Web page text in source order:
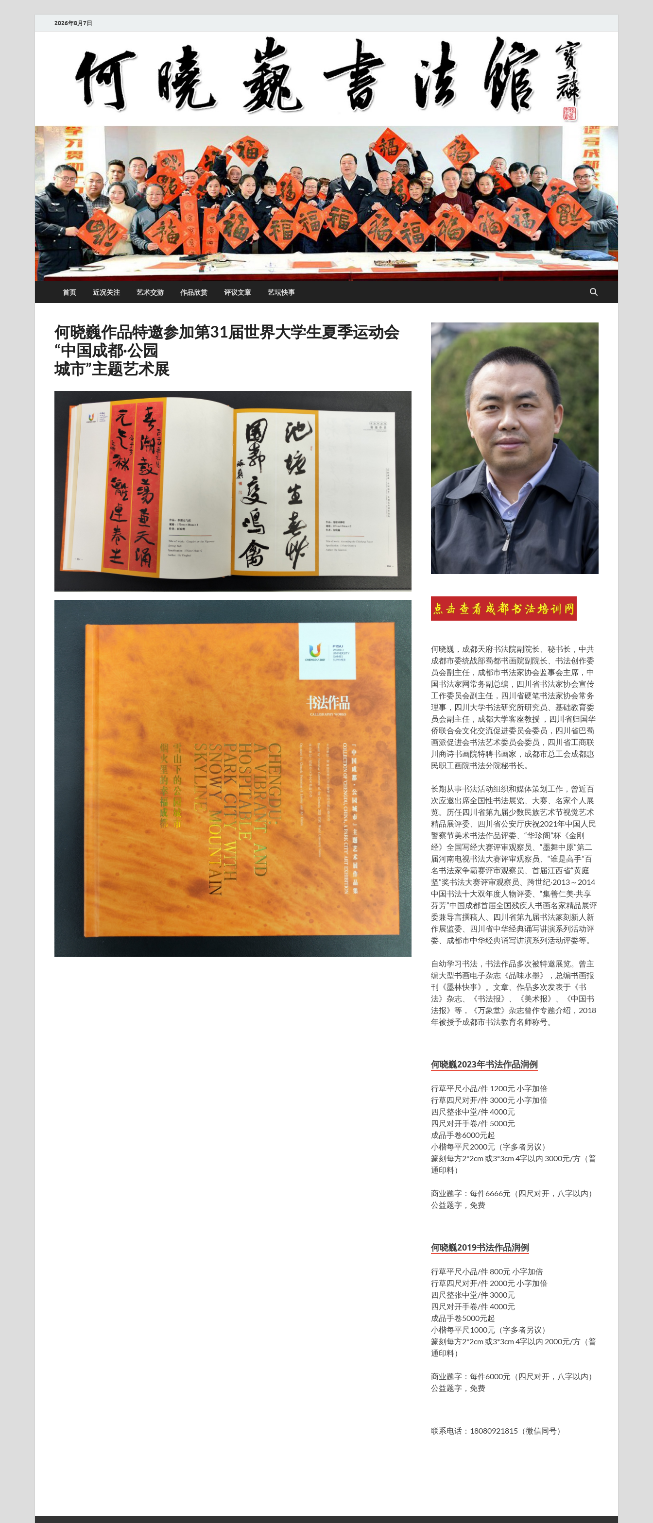
2026年8月7日
首页 近况关注 艺术交游 作品欣赏 评议文章 艺坛快事
何晓巍作品特邀参加第31届世界大学生夏季运动会
“中国成都·公园
城市”主题艺术展
何晓巍，成都天府书法院副院长、秘书长，中共
成都市委统战部蜀都书画院副院长、书法创作委
员会副主任，成都市书法家协会监事会主席，中
国书法家网常务副总编，四川省书法家协会宣传
工作委员会副主任，四川省硬笔书法家协会常务
理事，四川大学书法研究所研究员、基础教育委
员会副主任，成都大学客座教授 ，四川省归国华
侨联合会文化交流促进委员会委员，四川省巴蜀
画派促进会书法艺术委员会委员，四川省工商联
川商诗书画院特聘书画家，成都市总工会成都惠
民职工画院书法分院秘书长。
长期从事书法活动组织和媒体策划工作，曾近百
次应邀出席全国性书法展览、大赛、名家个人展
览。历任四川省第九届少数民族艺术节视觉艺术
精品展评委、四川省公安厅庆祝2021年中国人民
警察节美术书法作品评委、“华珍阁”杯《金刚
经》全国写经大赛评审观察员、“墨舞中原”第二
届河南电视书法大赛评审观察员、“谁是高手”百
名书法家争霸赛评审观察员、首届江西省“黄庭
坚”奖书法大赛评审观察员、跨世纪·2013～2014
中国书法十大双年度人物评委、“集善仁美·共享
芬芳”中国成都首届全国残疾人书画名家精品展评
委兼导言撰稿人、四川省第九届书法篆刻新人新
作展监委、四川省中华经典诵写讲演系列活动评
委、成都市中华经典诵写讲演系列活动评委等。
自幼学习书法，书法作品多次被特邀展览。曾主
编大型书画电子杂志《品味水墨》，总编书画报
刊《墨林快事》。文章、作品多次发表于《书
法》杂志、《书法报》、《美术报》、《中国书
法报》等，《万象堂》杂志曾作专题介绍，2018
年被授予成都市书法教育名师称号。
何晓巍2023年书法作品润例
行草平尺小品/件 1200元 小字加倍
行草四尺对开/件 3000元 小字加倍
四尺整张中堂/件 4000元
四尺对开手卷/件 5000元
成品手卷6000元起
小楷每平尺2000元（字多者另议）
篆刻每方2*2cm 或3*3cm 4字以内 3000元/方（普
通印料）
商业题字：每件6666元（四尺对开，八字以内）
公益题字，免费
何晓巍2019书法作品润例
行草平尺小品/件 800元 小字加倍
行草四尺对开/件 2000元 小字加倍
四尺整张中堂/件 3000元
四尺对开手卷/件 4000元
成品手卷5000元起
小楷每平尺1000元（字多者另议）
篆刻每方2*2cm 或3*3cm 4字以内 2000元/方（普
通印料）
商业题字：每件6000元（四尺对开，八字以内）
公益题字，免费
联系电话：18080921815（微信同号）